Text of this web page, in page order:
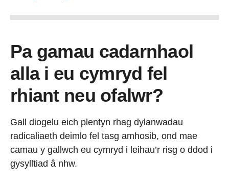
Pa gamau cadarnhaol
alla i eu cymryd fel
rhiant neu ofalwr?
Gall diogelu eich plentyn rhag dylanwadau
radicaliaeth deimlo fel tasg amhosib, ond mae
camau y gallwch eu cymryd i leihau’r risg o ddod i
gysylltiad â nhw.